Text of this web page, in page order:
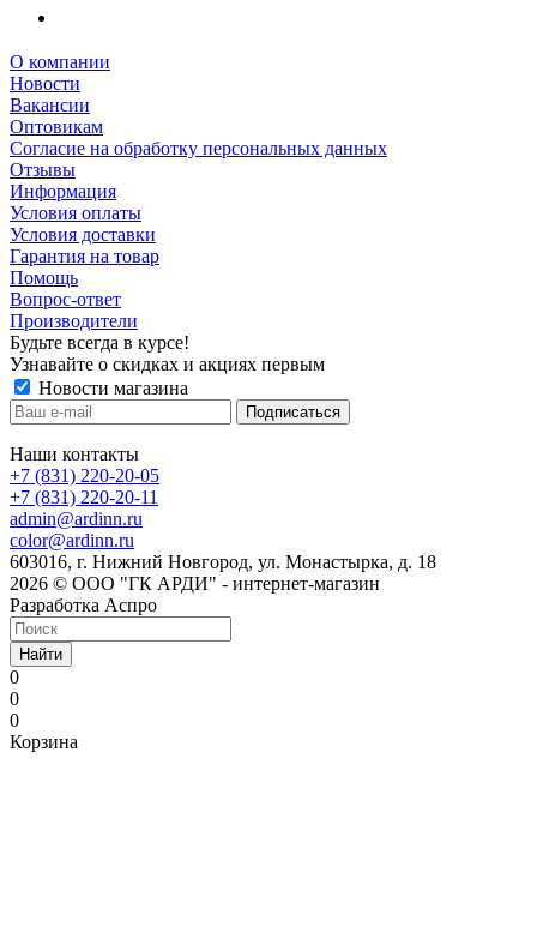
О компании
Новости
Вакансии
Оптовикам
Cогласие на обработку персональных данных
Отзывы
Информация
Условия оплаты
Условия доставки
Гарантия на товар
Помощь
Вопрос-ответ
Производители
Будьте всегда в курсе!
Узнавайте о скидках и акциях первым
Новости магазина
Наши контакты
+7 (831) 220-20-05
+7 (831) 220-20-11
admin@ardinn.ru
color@ardinn.ru
603016, г. Нижний Новгород, ул. Монастырка, д. 18
2026 © ООО "ГК АРДИ" - интернет-магазин
Разработка Аспро
Найти
0
0
0
Корзина